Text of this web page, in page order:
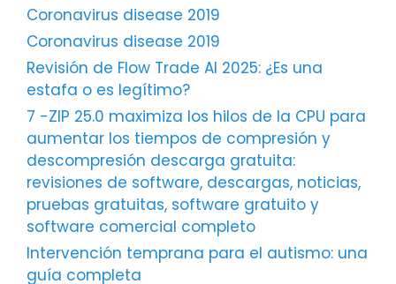
Coronavirus disease 2019
Coronavirus disease 2019
Revisión de Flow Trade AI 2025: ¿Es una
estafa o es legítimo?
7 -ZIP 25.0 maximiza los hilos de la CPU para
aumentar los tiempos de compresión y
descompresión descarga gratuita:
revisiones de software, descargas, noticias,
pruebas gratuitas, software gratuito y
software comercial completo
Intervención temprana para el autismo: una
guía completa